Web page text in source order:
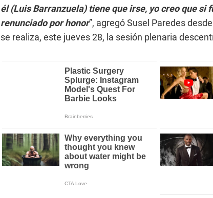
él (Luis Barranzuela) tiene que irse, yo creo que si
renunciado por honor”, agregó Susel Paredes
se realiza, este jueves 28, la sesión plenaria